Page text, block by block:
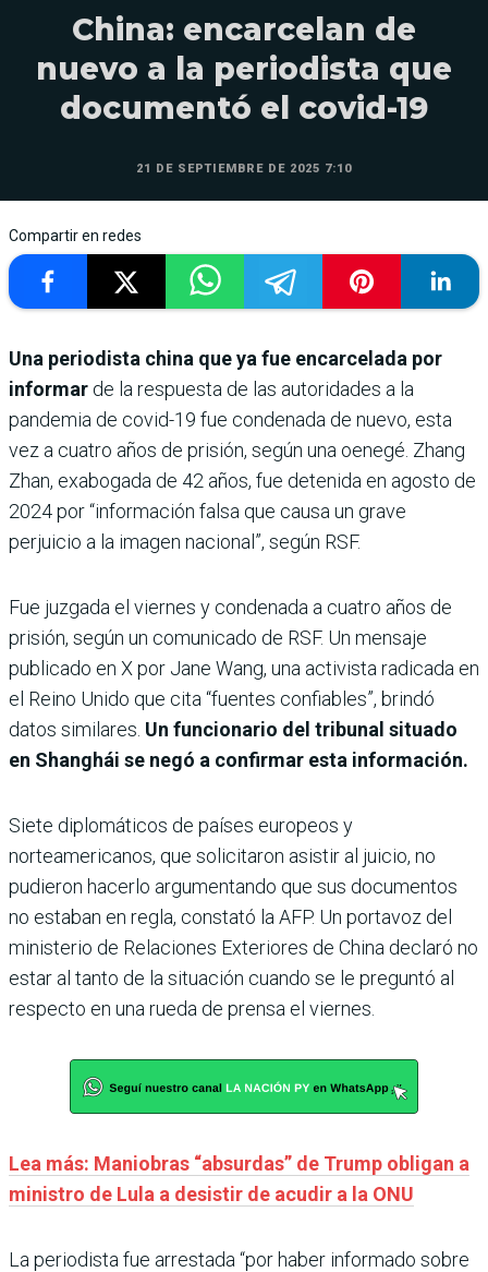
China: encarcelan de
nuevo a la periodista que
documentó el covid-19
21 DE SEPTIEMBRE DE 2025 7:10
Compartir en redes
Una periodista china que ya fue encarcelada por
informar de la respuesta de las autoridades a la
pandemia de covid-19 fue condenada de nuevo, esta
vez a cuatro años de prisión, según una oenegé. Zhang
Zhan, exabogada de 42 años, fue detenida en agosto de
2024 por “información falsa que causa un grave
perjuicio a la imagen nacional”, según RSF.
Fue juzgada el viernes y condenada a cuatro años de
prisión, según un comunicado de RSF. Un mensaje
publicado en X por Jane Wang, una activista radicada en
el Reino Unido que cita “fuentes confiables”, brindó
datos similares. Un funcionario del tribunal situado
en Shanghái se negó a confirmar esta información.
Siete diplomáticos de países europeos y
norteamericanos, que solicitaron asistir al juicio, no
pudieron hacerlo argumentando que sus documentos
no estaban en regla, constató la AFP. Un portavoz del
ministerio de Relaciones Exteriores de China declaró no
estar al tanto de la situación cuando se le preguntó al
respecto en una rueda de prensa el viernes.
Lea más: Maniobras “absurdas” de Trump obligan a
ministro de Lula a desistir de acudir a la ONU
La periodista fue arrestada “por haber informado sobre